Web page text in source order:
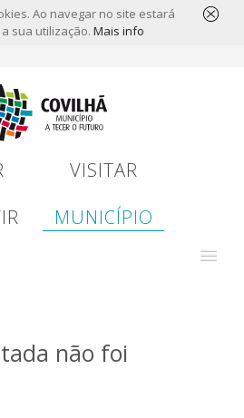
Ao navegar no site estará
sua utilização. Mais info
VISITAR
MUNICÍPIO
não foi